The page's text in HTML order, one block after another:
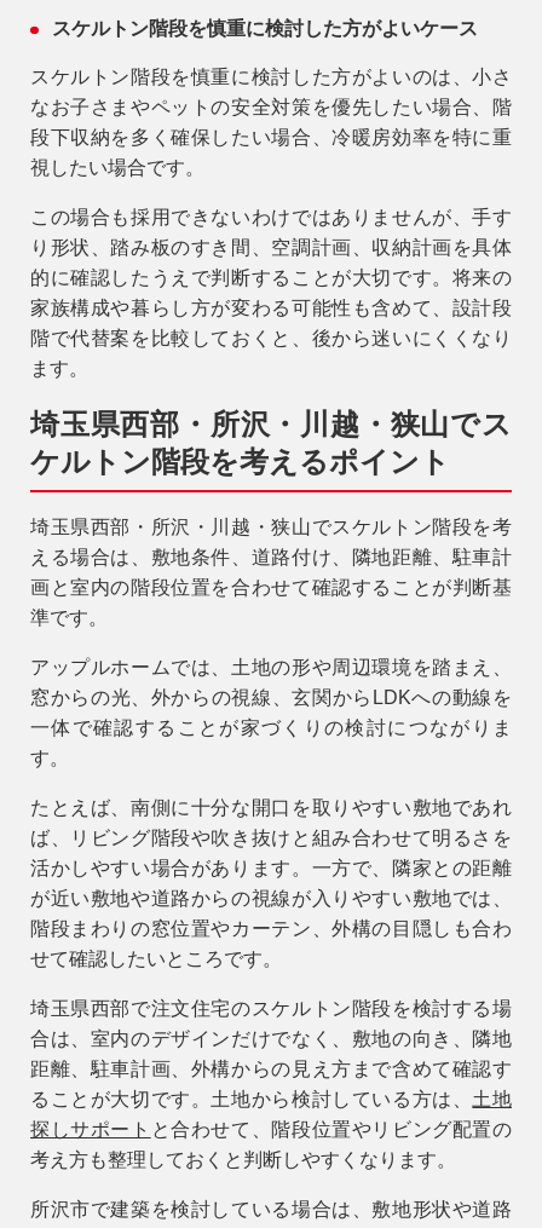
スケルトン階段を慎重に検討した方がよいケース
スケルトン階段を慎重に検討した方がよいのは、小さ
なお子さまやペットの安全対策を優先したい場合、階
段下収納を多く確保したい場合、冷暖房効率を特に重
視したい場合です。
この場合も採用できないわけではありませんが、手す
り形状、踏み板のすき間、空調計画、収納計画を具体
的に確認したうえで判断することが大切です。将来の
家族構成や暮らし方が変わる可能性も含めて、設計段
階で代替案を比較しておくと、後から迷いにくくなり
ます。
埼玉県西部・所沢・川越・狭山でス
ケルトン階段を考えるポイント
埼玉県西部・所沢・川越・狭山でスケルトン階段を考
える場合は、敷地条件、道路付け、隣地距離、駐車計
画と室内の階段位置を合わせて確認することが判断基
準です。
アップルホームでは、土地の形や周辺環境を踏まえ、
窓からの光、外からの視線、玄関からLDKへの動線を
一体で確認することが家づくりの検討につながりま
す。
たとえば、南側に十分な開口を取りやすい敷地であれ
ば、リビング階段や吹き抜けと組み合わせて明るさを
活かしやすい場合があります。一方で、隣家との距離
が近い敷地や道路からの視線が入りやすい敷地では、
階段まわりの窓位置やカーテン、外構の目隠しも合わ
せて確認したいところです。
埼玉県西部で注文住宅のスケルトン階段を検討する場
合は、室内のデザインだけでなく、敷地の向き、隣地
距離、駐車計画、外構からの見え方まで含めて確認す
ることが大切です。土地から検討している方は、 土地
探しサポート と合わせて、階段位置やリビング配置の
考え方も整理しておくと判断しやすくなります。
所沢市で建築を検討している場合は、敷地形状や道路